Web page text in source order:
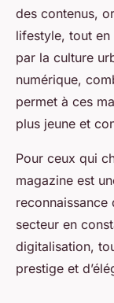
des contenus,
lifestyle, tout en
par la culture
numérique,
permet à ces
plus jeune et
Pour ceux qui
magazine est
reconnaissance
secteur en
digitalisation,
prestige et